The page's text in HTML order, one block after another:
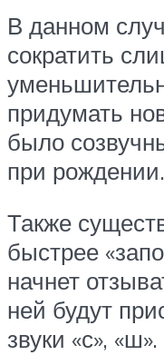
В данном
сократить
придумать
было
при рождении.
Также
быстрее
начнет
ней будут
звуки «с», «ш».